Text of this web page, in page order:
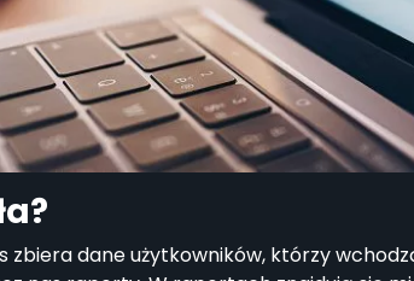
zbiera dane użytkowników, którzy